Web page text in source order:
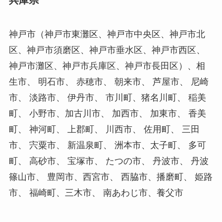
神戸市（神戸市東灘区、神戸市中央区、神戸市北
区、神戸市須磨区、神戸市垂水区、神戸市西区、
神戸市灘区、神戸市兵庫区、神戸市長田区）、相
生市、 明石市、 赤穂市、 朝来市、 芦屋市、 尼崎
市、 淡路市、 伊丹市、 市川町、猪名川町、 稲美
町、 小野市、加古川市、 加西市、 加東市、 香美
町、 神河町、 上郡町、 川西市、 佐用町、 三田
市、 宍粟市、 新温泉町、 洲本市、太子町、 多可
町、 高砂市、 宝塚市、 たつの市、 丹波市、 丹波
篠山市、 豊岡市、西宮市、 西脇市、播磨町、 姫路
市、 福崎町、三木市、 南あわじ市、養父市